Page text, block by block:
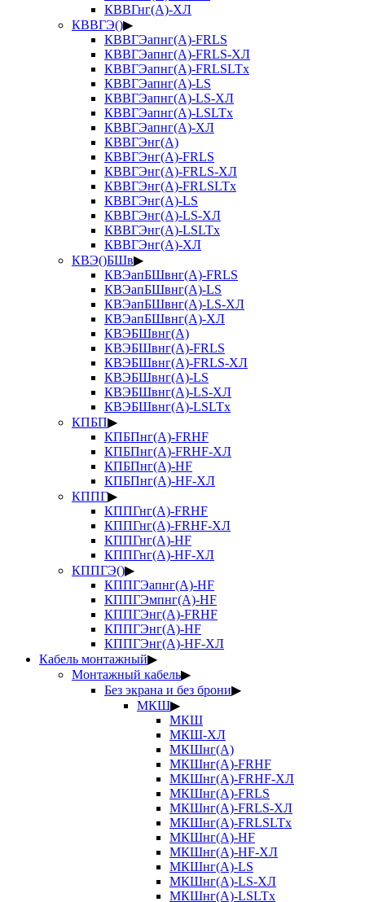
КВВГнг(А)-ХЛ
КВВГЭ()▶
КВВГЭапнг(А)-FRLS
КВВГЭапнг(А)-FRLS-ХЛ
КВВГЭапнг(А)-FRLSLTx
КВВГЭапнг(А)-LS
КВВГЭапнг(А)-LS-ХЛ
КВВГЭапнг(А)-LSLTx
КВВГЭапнг(А)-ХЛ
КВВГЭнг(А)
КВВГЭнг(А)-FRLS
КВВГЭнг(А)-FRLS-ХЛ
КВВГЭнг(А)-FRLSLTx
КВВГЭнг(А)-LS
КВВГЭнг(А)-LS-ХЛ
КВВГЭнг(А)-LSLTx
КВВГЭнг(А)-ХЛ
КВЭ()БШв▶
КВЭапБШвнг(А)-FRLS
КВЭапБШвнг(А)-LS
КВЭапБШвнг(А)-LS-ХЛ
КВЭапБШвнг(А)-ХЛ
КВЭБШвнг(А)
КВЭБШвнг(А)-FRLS
КВЭБШвнг(А)-FRLS-ХЛ
КВЭБШвнг(А)-LS
КВЭБШвнг(А)-LS-ХЛ
КВЭБШвнг(А)-LSLTx
КПБП▶
КПБПнг(А)-FRHF
КПБПнг(А)-FRHF-ХЛ
КПБПнг(А)-HF
КПБПнг(А)-HF-ХЛ
КППГ▶
КППГнг(А)-FRHF
КППГнг(А)-FRHF-ХЛ
КППГнг(А)-HF
КППГнг(А)-HF-ХЛ
КППГЭ()▶
КППГЭапнг(А)-HF
КППГЭмпнг(А)-HF
КППГЭнг(А)-FRHF
КППГЭнг(А)-HF
КППГЭнг(А)-HF-ХЛ
Кабель монтажный▶
Монтажный кабель▶
Без экрана и без брони▶
МКШ▶
МКШ
МКШ-ХЛ
МКШнг(А)
МКШнг(А)-FRHF
МКШнг(А)-FRHF-ХЛ
МКШнг(А)-FRLS
МКШнг(А)-FRLS-ХЛ
МКШнг(А)-FRLSLTx
МКШнг(А)-HF
МКШнг(А)-HF-ХЛ
МКШнг(А)-LS
МКШнг(А)-LS-ХЛ
МКШнг(А)-LSLTx